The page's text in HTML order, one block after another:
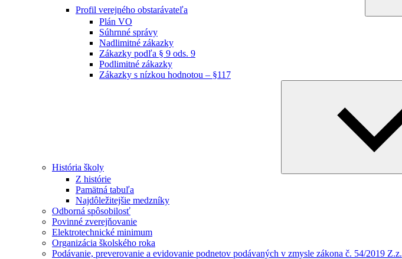
Profil verejného obstarávateľa
Plán VO
Súhrnné správy
Nadlimitné zákazky
Zákazky podľa § 9 ods. 9
Podlimitné zákazky
Zákazky s nízkou hodnotou – §117
História školy
Z histórie
Pamätná tabuľa
Najdôležitejšie medzníky
Odborná spôsobilosť
Povinné zverejňovanie
Elektrotechnické minimum
Organizácia školského roka
Podávanie, preverovanie a evidovanie podnetov podávaných v zmysle zákona č. 54/2019 Z.z.